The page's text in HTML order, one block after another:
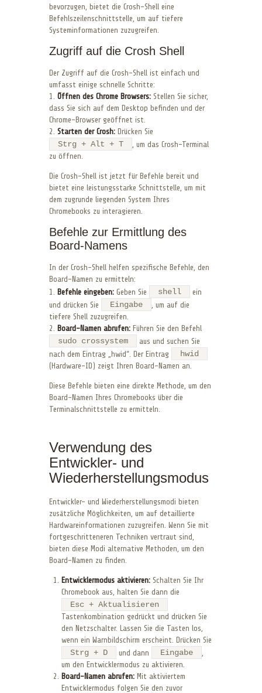
bevorzugen, bietet die Crosh-Shell eine
Befehlszeilenschnittstelle, um auf tiefere
Systeminformationen zuzugreifen.
Zugriff auf die Crosh Shell
Der Zugriff auf die Crosh-Shell ist einfach und
umfasst einige schnelle Schritte:
1. Öffnen des Chrome Browsers: Stellen Sie sicher,
dass Sie sich auf dem Desktop befinden und der
Chrome-Browser geöffnet ist.
2. Starten der Crosh: Drücken Sie
Strg + Alt + T
, um das Crosh-Terminal
zu öffnen.
Die Crosh-Shell ist jetzt für Befehle bereit und
bietet eine leistungsstarke Schnittstelle, um mit
dem zugrunde liegenden System Ihres
Chromebooks zu interagieren.
Befehle zur Ermittlung des
Board-Namens
In der Crosh-Shell helfen spezifische Befehle, den
Board-Namen zu ermitteln:
1. Befehle eingeben: Geben Sie shell
ein
und drücken Sie
Eingabe
, um auf die
tiefere Shell zuzugreifen.
2. Board-Namen abrufen: Führen Sie den Befehl
sudo crossystem
aus und suchen Sie
nach dem Eintrag „hwid“. Der Eintrag
hwid
(Hardware-ID) zeigt Ihren Board-Namen an.
Diese Befehle bieten eine direkte Methode, um den
Board-Namen Ihres Chromebooks über die
Terminalschnittstelle zu ermitteln.
Verwendung des
Entwickler- und
Wiederherstellungsmodus
Entwickler- und Wiederherstellungsmodi bieten
zusätzliche Möglichkeiten, um auf detaillierte
Hardwareinformationen zuzugreifen. Wenn Sie mit
fortgeschritteneren Techniken vertraut sind,
bieten diese Modi alternative Methoden, um den
Board-Namen zu finden.
Entwicklermodus aktivieren: Schalten Sie Ihr
Chromebook aus, halten Sie dann die
Esc + Aktualisieren
Tastenkombination gedrückt und drücken Sie
den Netzschalter. Lassen Sie die Tasten los,
wenn ein Warnbildschirm erscheint. Drücken Sie
Strg + D und dann Eingabe
um den Entwicklermodus zu aktivieren.
Board-Namen abrufen: Mit aktiviertem
Entwicklermodus folgen Sie den zuvor